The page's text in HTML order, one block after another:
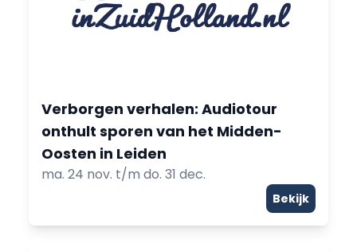
Verborgen verhalen: Audiotour
onthult sporen van het Midden-
Oosten in Leiden
ma. 24 nov. t/m do. 31 dec.
Bekijk